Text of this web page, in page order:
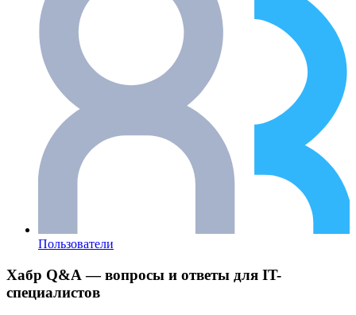
Пользователи
Хабр Q&A — вопросы и ответы для IT-
специалистов